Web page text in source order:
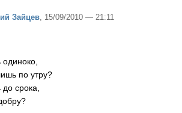
Зайцев , 15/09/2010 — 21:11
по утру?
срока,